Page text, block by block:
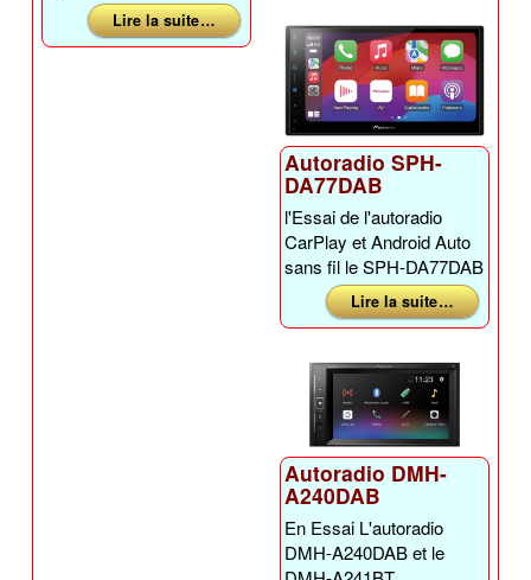
Lire la suite …
Autoradio SPH-
DA77DAB
l'Essai de l'autoradio
CarPlay et Android Auto
sans fil le SPH-DA77DAB
Lire la suite …
Autoradio DMH-
A240DAB
En Essai L'autoradio
DMH-A240DAB et le